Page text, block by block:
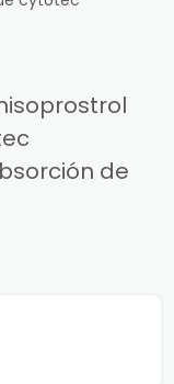
de